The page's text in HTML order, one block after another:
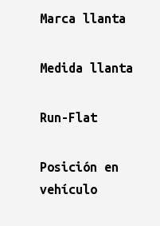
Marca llanta
Medida llanta
Run-Flat
Posición en
vehículo